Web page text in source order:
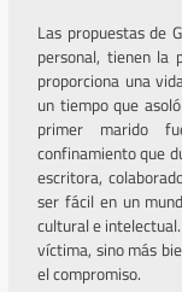
Las propuestas de
personal, tienen la
proporciona una
un tiempo que
primer marido
confinamiento que
escritora,
ser fácil en un
cultural e
víctima, sino más
el compromiso.